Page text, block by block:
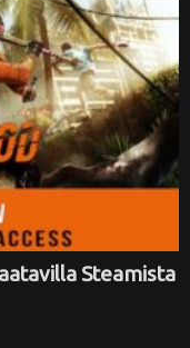
Steamista